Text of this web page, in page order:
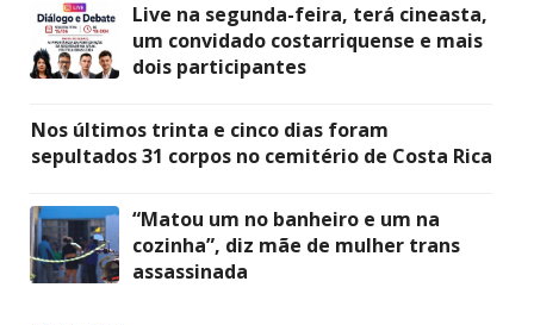
Live na segunda-feira, terá cineasta,
um convidado costarriquense e mais
dois participantes
Nos últimos trinta e cinco dias foram
sepultados 31 corpos no cemitério de Costa Rica
“Matou um no banheiro e um na
cozinha”, diz mãe de mulher trans
assassinada